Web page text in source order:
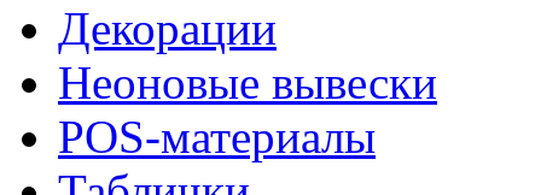
Декорации
Неоновые вывески
POS-материалы